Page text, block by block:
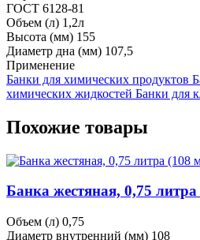
ГОСТ 6128-81
Объем (л) 1,2л
Высота (мм) 155
Диаметр дна (мм) 107,5
Применение
Банки для химических продуктов
химических жидкостей Банки для
Похожие товары
Банка жестяная, 0,75
Объем (л) 0,75
Диаметр внутренний (мм) 108